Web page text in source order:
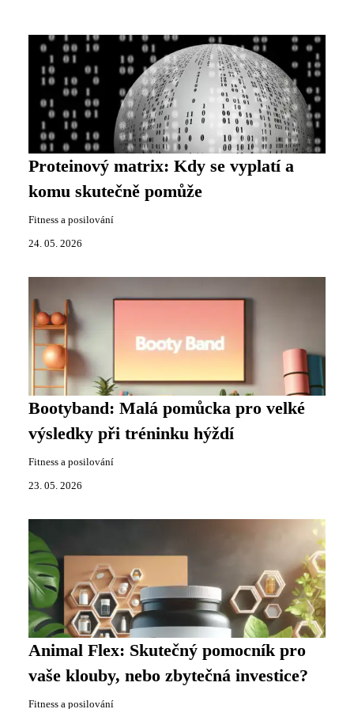
Proteinový matrix: Kdy se vyplatí a
komu skutečně pomůže
Fitness a posilování
24. 05. 2026
Bootyband: Malá pomůcka pro velké
výsledky při tréninku hýždí
Fitness a posilování
23. 05. 2026
Animal Flex: Skutečný pomocník pro
vaše klouby, nebo zbytečná investice?
Fitness a posilování